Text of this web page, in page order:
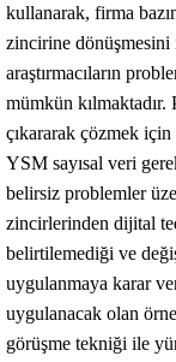
kullanarak, firma
zincirine dönüşmesini
araştırmacıların
mümkün
çıkararak çözmek için
YSM sayısal veri
belirsiz problemler
zincirlerinden dijital
belirtilemediği ve
uygulanmaya karar
uygulanacak olan
görüşme tekniği ile